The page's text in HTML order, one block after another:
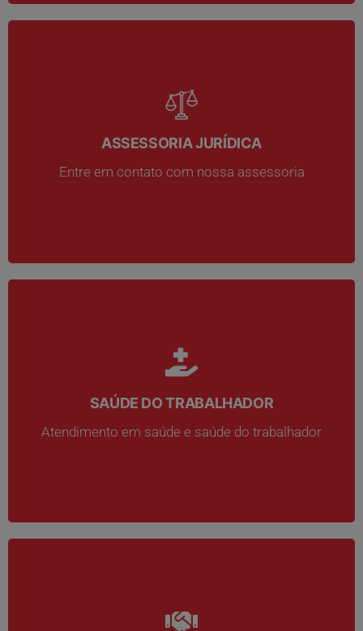
ASSESSORIA JURÍDICA
Entre em contato com nossa assessoria
ASSESSORIA JURÍDICA
Entre em contato com nossa assessoria
SAÚDE DO TRABALHADOR
Atendimento em saúde e saúde do trabalhador
SAÚDE DO TRABALHADOR
Atendimento em saúde e saúde do trabalhador